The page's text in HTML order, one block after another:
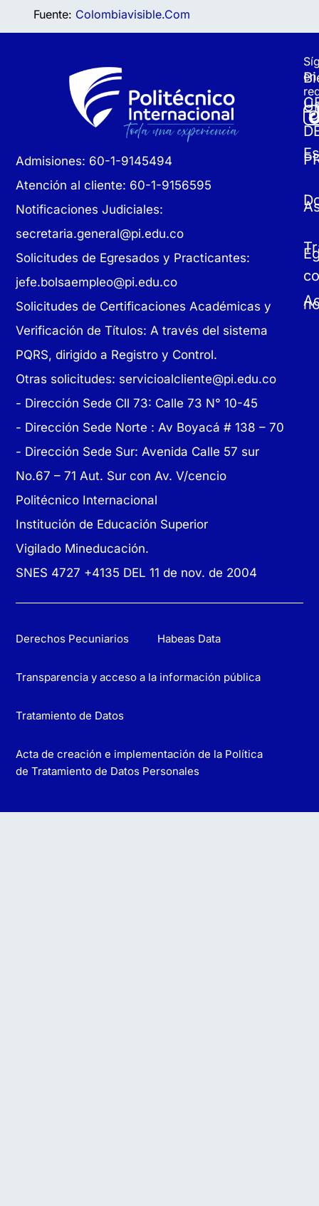
Fuente: Colombiavisible.com
Admisiones: 60-1-9145494
Atención al cliente: 60-1-9156595
Notificaciones Judiciales:
secretaria.general@pi.edu.co
Solicitudes de Egresados y Practicantes:
jefe.bolsaempleo@pi.edu.co
Solicitudes de Certificaciones Académicas y
Verificación de Títulos: A través del sistema
PQRS, dirigido a Registro y Control.
Otras solicitudes: servicioalcliente@pi.edu.co
- Dirección Sede Cll 73: Calle 73 N° 10-45
- Dirección Sede Norte : Av Boyacá # 138 – 70
- Dirección Sede Sur: Avenida Calle 57 sur
No.67 – 71 Aut. Sur con Av. V/cencio
Politécnico Internacional
Institución de Educación Superior
Vigilado Mineducación.
SNES 4727 +4135 DEL 11 de nov. de 2004
en
Derechos Pecuniarios Habeas Data
Transparencia y acceso a la información pública
Tratamiento de Datos
Acta de creación e implementación de la Política
de Tratamiento de Datos Personales